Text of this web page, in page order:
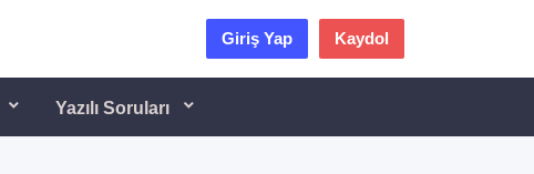
Kaydol
Giriş Yap
Yazılı Soruları